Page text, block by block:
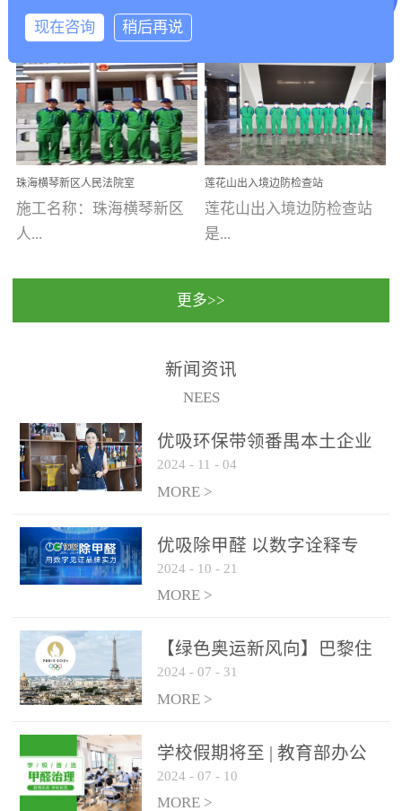
求。资质优势团队优势分
支优势优吸环保是一棵正
茁壮成长的树，只要我们
人人都爱护她、珍惜她、
她将越来越枝繁叶茂，终
将会成为一棵参天大树！
优吸环保截止2020年拥有
全国600家网点分支机构。
例...
【东莞美豪雅致酒店】室
内空气治理项目东莞美豪
雅致酒店 东莞美豪雅
致酒店是为中高端人士...
学广州校区室内空气治
理 工程案例地址：广
州南沙区·香港科技大学(广
州)校区 工程案...
珠海横琴新区人民法院室
内除甲醛空气治理项目
施工名称：珠海横琴新区
人...
民法院室内除甲醛空气治
保施工日期：2020年1月珠
莲花山出入境边防检查站
室内除甲醛空气治理项目
莲花山出入境边防检查站
是...
国家通过设在对外开放口
（及各出入境边防检查
更多>>
新闻资讯
NEES
优吸环保带领番禺本​土企业
勇敢破局向“新”
2024 - 11 - 04
MORE >
优吸除甲醛 以数字诠释专
业，尽显除醛品牌实力！
2024 - 10 - 21
MORE >
【绿色奥运新风向】巴黎住
宿风波：优吸环保共建健康
绿色家居
2024 - 07 - 31
MORE >
学校假期将至 | 教育部办公
厅关于加强学校新建校舍室
内空气质量管理通知
2024 - 07 - 10
MORE >
现在咨询 稍后再说